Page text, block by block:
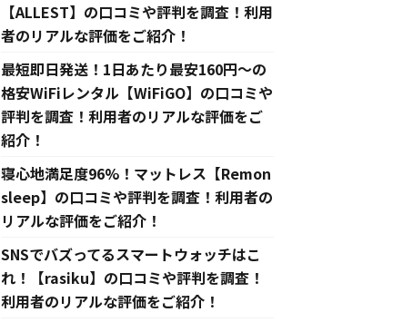
【ALLEST】の口コミや評判を調査！利用
者のリアルな評価をご紹介！
最短即日発送！1日あたり最安160円〜の
格安WiFiレンタル【WiFiGO】の口コミや
評判を調査！利用者のリアルな評価をご
紹介！
寝心地満足度96%！マットレス【Remon
sleep】の口コミや評判を調査！利用者の
リアルな評価をご紹介！
SNSでバズってるスマートウォッチはこ
れ！【rasiku】の口コミや評判を調査！
利用者のリアルな評価をご紹介！